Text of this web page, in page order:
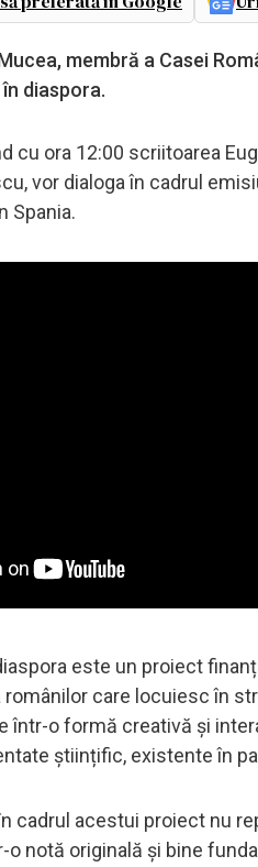
membră a Casei
diaspora.
cu ora 12:00 scriitoarea
vor dialoga în cadrul
Spania.
este un proiect
care locuiesc în
într-o formă creativă și
științific, existente în
cadrul acestui proiect nu
o notă originală și bine